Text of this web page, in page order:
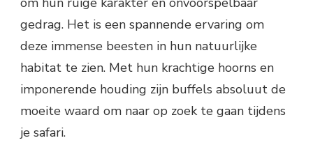
gedrag. Het is een spannende ervaring om
deze immense beesten in hun natuurlijke
habitat te zien. Met hun krachtige hoorns en
imponerende houding zijn buffels absoluut de
moeite waard om naar op zoek te gaan tijdens
je safari.